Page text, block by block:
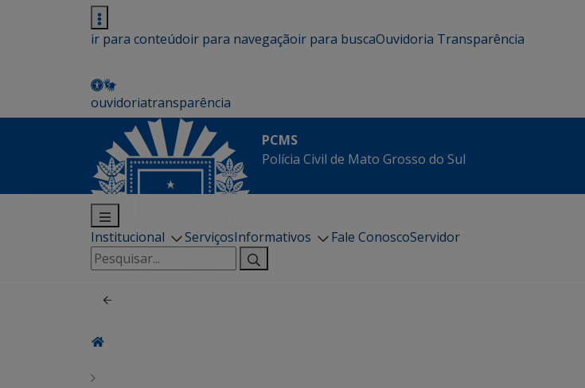
ir para conteúdoir para navegaçãoir para buscaOuvidoria Transparência
ouvidoriatransparência
PCMS
Polícia Civil de Mato Grosso do Sul
Institucional ServiçosInformativos Fale ConoscoServidor
Pesquisar
por: